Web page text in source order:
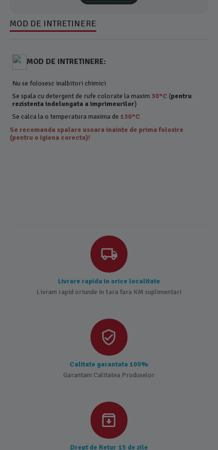
MOD DE INTRETINERE
MOD DE INTRETINERE:
Nu se folosesc inalbitori chimici
Se spala cu detergent de rufe colorate la maxim 30°C (pentru
rezistenta indelungata a imprimeurilor)
Se calca la o temperatura maxima de130°C
Se recomanda spalare usoara inainte de prima folosire
(pentru o igiena corecta)!
Livrare rapida in orice localitate
Livram rapid oriunde in tara fara KM suplimentari
Calitate garantata 100%
Garantam Calitatea Produselor
Drept de Retur 15 de zile